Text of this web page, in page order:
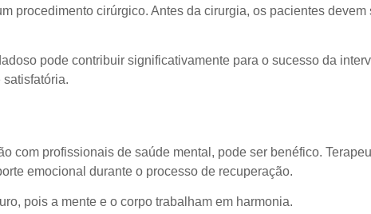
procedimento cirúrgico. Antes da cirurgia, os pacientes
pode contribuir significativamente para o sucesso da
com profissionais de saúde mental, pode ser benéfico.
emocional durante o processo de recuperação.
pois a mente e o corpo trabalham em harmonia.